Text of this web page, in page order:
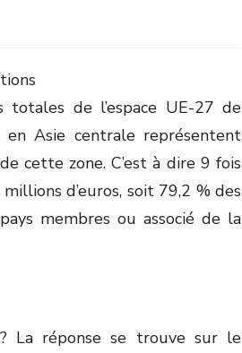
totales de l’espace UE-27 de
Asie centrale représentent
cette zone. C’est à dire 9 fois
d’euros, soit 79,2 % des
membres ou associé de la
La réponse se trouve sur le